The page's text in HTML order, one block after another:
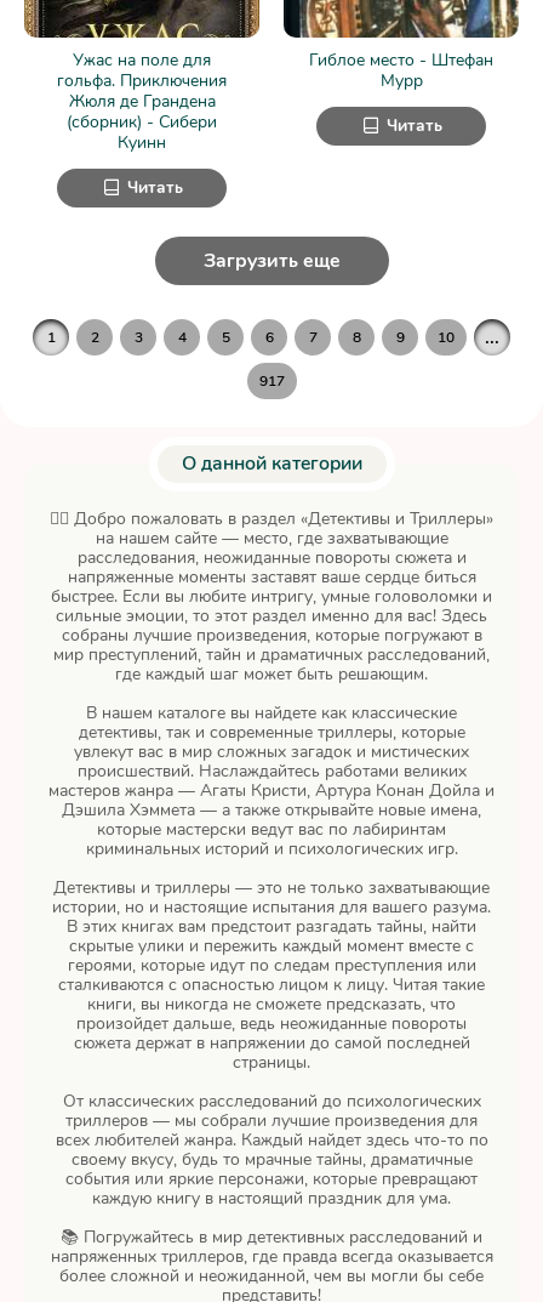
Ужас на поле для
гольфа. Приключения
Жюля де Грандена
(сборник) - Сибери
Куинн
Читать
Гиблое место - Штефан
Мурр
Читать
Загрузить еще
1 2 3 4 5 6 7 8 9 10 ...
917
О данной категории
🕵️‍♂️ Добро пожаловать в раздел «Детективы и Триллеры»
на нашем сайте — место, где захватывающие
расследования, неожиданные повороты сюжета и
напряженные моменты заставят ваше сердце биться
быстрее. Если вы любите интригу, умные головоломки и
сильные эмоции, то этот раздел именно для вас! Здесь
собраны лучшие произведения, которые погружают в
мир преступлений, тайн и драматичных расследований,
где каждый шаг может быть решающим.
В нашем каталоге вы найдете как классические
детективы, так и современные триллеры, которые
увлекут вас в мир сложных загадок и мистических
происшествий. Наслаждайтесь работами великих
мастеров жанра — Агаты Кристи, Артура Конан Дойла и
Дэшила Хэммета — а также открывайте новые имена,
которые мастерски ведут вас по лабиринтам
криминальных историй и психологических игр.
Детективы и триллеры — это не только захватывающие
истории, но и настоящие испытания для вашего разума.
В этих книгах вам предстоит разгадать тайны, найти
скрытые улики и пережить каждый момент вместе с
героями, которые идут по следам преступления или
сталкиваются с опасностью лицом к лицу. Читая такие
книги, вы никогда не сможете предсказать, что
произойдет дальше, ведь неожиданные повороты
сюжета держат в напряжении до самой последней
страницы.
От классических расследований до психологических
триллеров — мы собрали лучшие произведения для
всех любителей жанра. Каждый найдет здесь что-то по
своему вкусу, будь то мрачные тайны, драматичные
события или яркие персонажи, которые превращают
каждую книгу в настоящий праздник для ума.
📚 Погружайтесь в мир детективных расследований и
напряженных триллеров, где правда всегда оказывается
более сложной и неожиданной, чем вы могли бы себе
представить!